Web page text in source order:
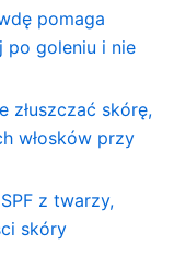
pomaga
po goleniu i nie
złuszczać skórę,
włosków przy
z twarzy,
skóry